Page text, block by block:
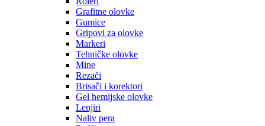
Grafitne olovke
Gumice
Gripovi za olovke
Markeri
Tehničke olovke
Mine
Rezači
Brisači i korektori
Gel hemijske olovke
Lenjiri
Naliv pera